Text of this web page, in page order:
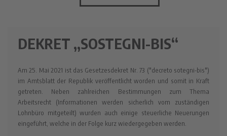
DEKRET „SOSTEGNI-BIS“
Am 25. Mai 2021 ist das Gesetzesdekret Nr. 73 ("decreto sotegni-bis")
im Amtsblatt der Republik veröffentlicht worden und somit in Kraft
getreten. Neben zahlreichen Bestimmungen zum Thema
Arbeitsrecht (Informationen werden sicherlich vom zuständigen
Lohnbüro mitgeteilt) wurden auch einige steuerliche Neuerungen
eingeführt, welche in der Folge kurz wiedergegeben werden.